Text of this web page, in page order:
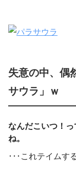
失意の中、偶
サウラ」ｗ
なんだこいつ！
ね。
･･･これテイムす